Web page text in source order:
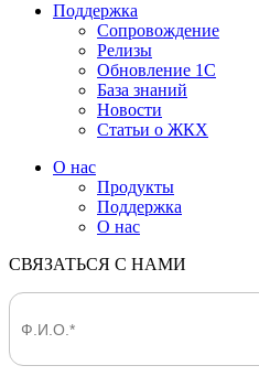
Поддержка
Сопровождение
Релизы
Обновление 1С
База знаний
Новости
Статьи о ЖКХ
О нас
Продукты
Поддержка
О нас
СВЯЗАТЬСЯ С НАМИ